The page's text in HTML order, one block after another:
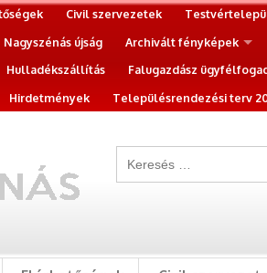
Civil szervezetek
Nagyszénás újság Archivált fényképek
Hulladékszállítás Falugazdász
Hirdetmények Településrendezési terv